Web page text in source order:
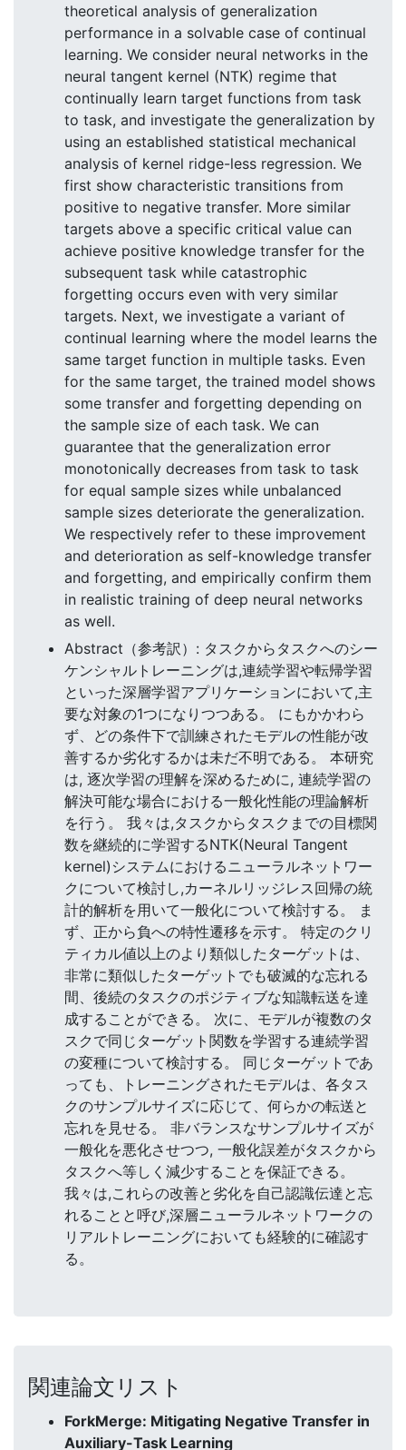
theoretical analysis of generalization
performance in a solvable case of continual
learning. We consider neural networks in the
neural tangent kernel (NTK) regime that
continually learn target functions from task
to task, and investigate the generalization by
using an established statistical mechanical
analysis of kernel ridge-less regression. We
first show characteristic transitions from
positive to negative transfer. More similar
targets above a specific critical value can
achieve positive knowledge transfer for the
subsequent task while catastrophic
forgetting occurs even with very similar
targets. Next, we investigate a variant of
continual learning where the model learns the
same target function in multiple tasks. Even
for the same target, the trained model shows
some transfer and forgetting depending on
the sample size of each task. We can
guarantee that the generalization error
monotonically decreases from task to task
for equal sample sizes while unbalanced
sample sizes deteriorate the generalization.
We respectively refer to these improvement
and deterioration as self-knowledge transfer
and forgetting, and empirically confirm them
in realistic training of deep neural networks
as well.
Abstract（参考訳）: タスクからタスクへのシー
ケンシャルトレーニングは,連続学習や転帰学習
といった深層学習アプリケーションにおいて,主
要な対象の1つになりつつある。 にもかかわら
ず、どの条件下で訓練されたモデルの性能が改
善するか劣化するかは未だ不明である。 本研究
は, 逐次学習の理解を深めるために, 連続学習の
解決可能な場合における一般化性能の理論解析
を行う。 我々は,タスクからタスクまでの目標関
数を継続的に学習するNTK(Neural Tangent
kernel)システムにおけるニューラルネットワー
クについて検討し,カーネルリッジレス回帰の統
計的解析を用いて一般化について検討する。 ま
ず、正から負への特性遷移を示す。 特定のクリ
ティカル値以上のより類似したターゲットは、
非常に類似したターゲットでも破滅的な忘れる
間、後続のタスクのポジティブな知識転送を達
成することができる。 次に、モデルが複数のタ
スクで同じターゲット関数を学習する連続学習
の変種について検討する。 同じターゲットであ
っても、トレーニングされたモデルは、各タス
クのサンプルサイズに応じて、何らかの転送と
忘れを見せる。 非バランスなサンプルサイズが
一般化を悪化させつつ, 一般化誤差がタスクから
タスクへ等しく減少することを保証できる。
我々は,これらの改善と劣化を自己認識伝達と忘
れることと呼び,深層ニューラルネットワークの
リアルトレーニングにおいても経験的に確認す
る。
関連論文リスト
ForkMerge: Mitigating Negative Transfer in
Auxiliary-Task Learning